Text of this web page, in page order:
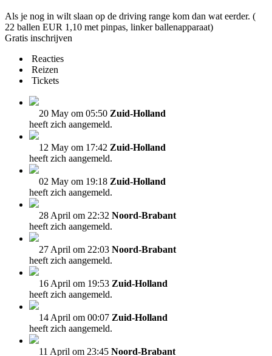
Als je nog in wilt slaan op de driving range kom dan wat eerder. (
22 ballen EUR 1,10 met pinpas, linker ballenapparaat)
Gratis inschrijven
Reacties
Reizen
Tickets
20 May om 05:50 Zuid-Holland
heeft zich aangemeld.
12 May om 17:42 Zuid-Holland
heeft zich aangemeld.
02 May om 19:18 Zuid-Holland
heeft zich aangemeld.
28 April om 22:32 Noord-Brabant
heeft zich aangemeld.
27 April om 22:03 Noord-Brabant
heeft zich aangemeld.
16 April om 19:53 Zuid-Holland
heeft zich aangemeld.
14 April om 00:07 Zuid-Holland
heeft zich aangemeld.
11 April om 23:45 Noord-Brabant